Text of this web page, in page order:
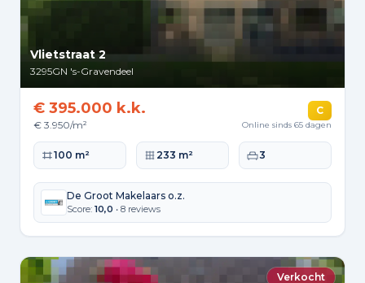
Vlietstraat 2
3295GN 's-Gravendeel
€ 395.000 k.k.
€ 3.950/m²
C
Online sinds 65 dagen
Woonoppervlakte
100 m² Perceeloppervlakte
233 m² Slaapkamers
3
De Groot Makelaars o.z.
Score: 10,0 • 8 reviews
Verkocht